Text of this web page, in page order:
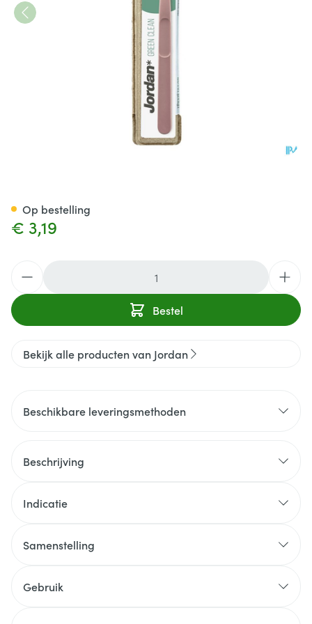
€ 3,19
Bestel
Op bestelling
Bekijk alle producten van Jordan
Beschikbare leveringsmethoden
Beschrijving
Indicatie
Samenstelling
Gebruik